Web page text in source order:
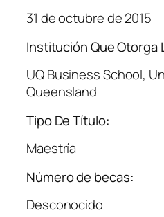
31 de octubre de 2015
Institución Que Otorga
UQ Business School,
Queensland
Tipo De Título:
Maestría
Número de becas:
Desconocido